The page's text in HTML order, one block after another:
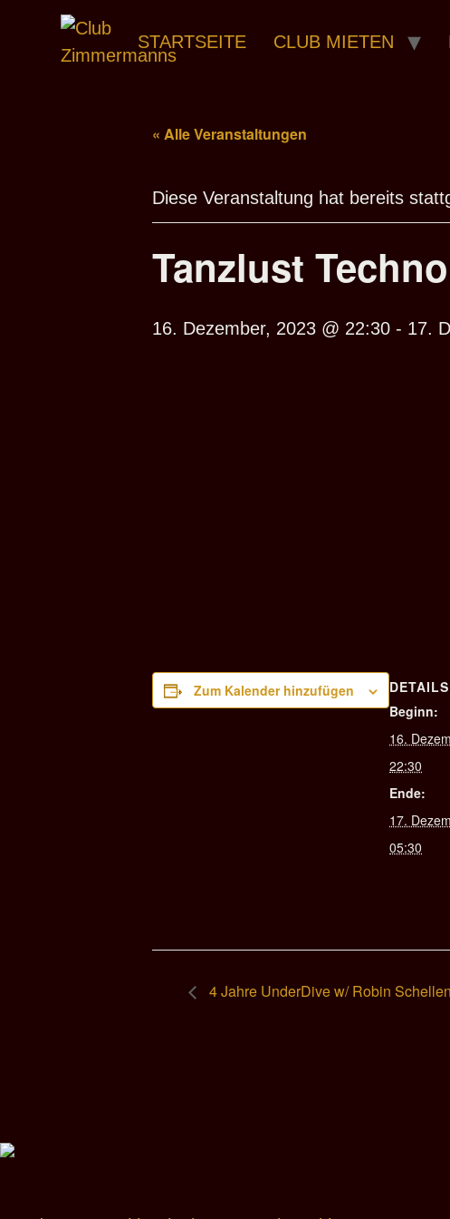
STARTSEITE CLUB MIETEN
« Alle Veranstaltungen
Diese Veranstaltung hat bereits
Tanzlust Techno
16. Dezember, 2023 @ 22:30 - 17.
Zum Kalender hinzufügen
DETAILS
Beginn:
16.
22:30
Ende:
17.
05:30
4 Jahre UnderDive w/ Robin